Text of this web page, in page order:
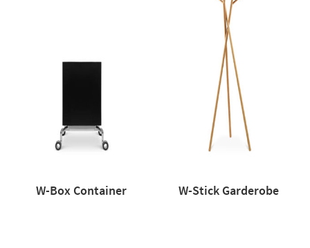
W-Box Container W-Stick Garderobe